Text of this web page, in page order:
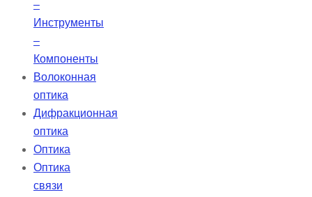
–
Инструменты
–
Компоненты
Волоконная
оптика
Дифракционная
оптика
Оптика
Оптика
связи